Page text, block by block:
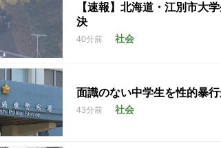
【速報】北海道・江別市大
決
40分前 社会
面識のない中学生を性的暴
43分前 社会